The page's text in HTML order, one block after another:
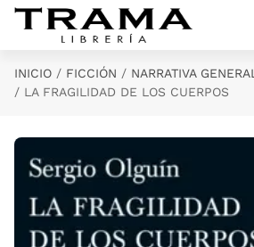
Saltar al contenido principal
INICIO FICCIÓN
NARRATIVA GENERAL
LA FRAGILIDAD DE LOS CUERPOS